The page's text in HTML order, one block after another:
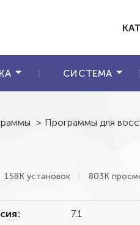
СИСТЕМА
> Программы для
158К установок 803К
7.1